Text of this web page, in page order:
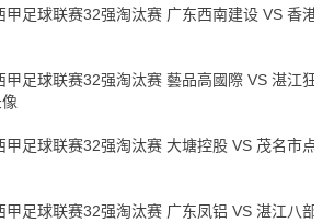
足球联赛32强淘汰赛 广东西南建设 VS 香港圣
足球联赛32强淘汰赛 藝品高國際 VS 湛江狂狼
足球联赛32强淘汰赛 大塘控股 VS 茂名市点都
足球联赛32强淘汰赛 广东凤铝 VS 湛江八部科